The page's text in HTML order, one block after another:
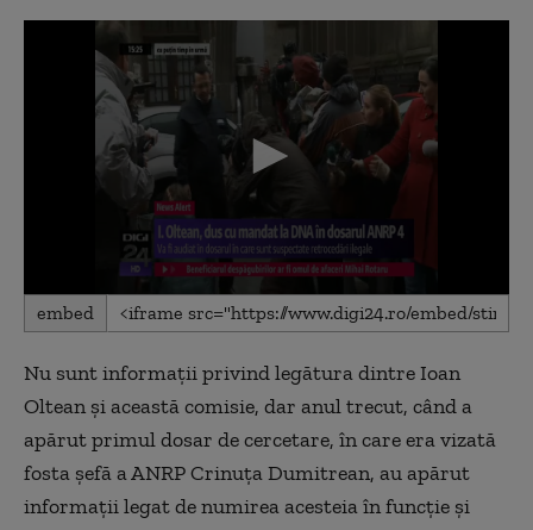
0
seconds
minutes,
12
seconds
embed
Nu sunt informaţii privind legătura dintre Ioan
Oltean şi această comisie, dar anul trecut, când a
apărut primul dosar de cercetare, în care era vizată
fosta şefă a ANRP Crinuţa Dumitrean, au apărut
informaţii legat de numirea acesteia în funcţie şi